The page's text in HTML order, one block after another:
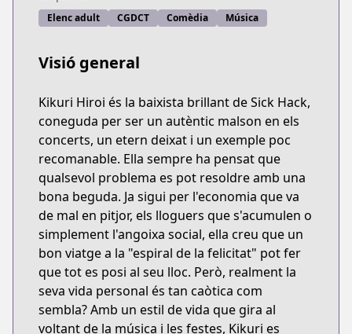
Elenc adult CGDCT Comèdia Música
Visió general
Kikuri Hiroi és la baixista brillant de Sick Hack,
coneguda per ser un autèntic malson en els
concerts, un etern deixat i un exemple poc
recomanable. Ella sempre ha pensat que
qualsevol problema es pot resoldre amb una
bona beguda. Ja sigui per l'economia que va
de mal en pitjor, els lloguers que s'acumulen o
simplement l'angoixa social, ella creu que un
bon viatge a la "espiral de la felicitat" pot fer
que tot es posi al seu lloc. Però, realment la
seva vida personal és tan caòtica com
sembla? Amb un estil de vida que gira al
voltant de la música i les festes, Kikuri es